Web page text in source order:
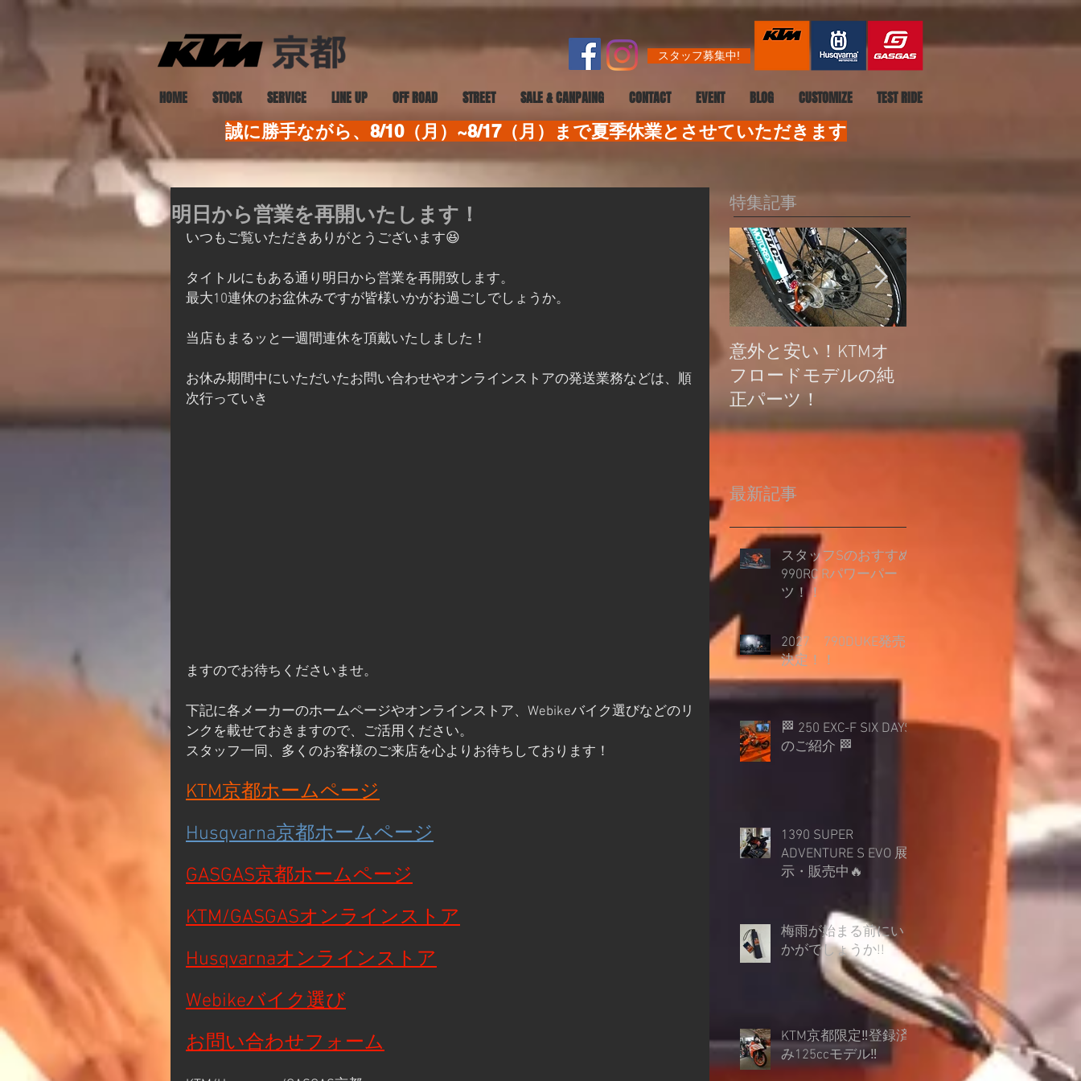
スタッフ募集中!
HOME STOCK SERVICE LINE UP OFF ROAD STREET SALE & CANPAING CONTACT EVENT BLOG CUSTOMIZE TEST RIDE
誠に勝手ながら、8/10（月）~8/17（月）まで夏季休業とさせていただきます
明日から営業を再開いたします！
いつもご覧いただきありがとうございます😆
タイトルにもある通り明日から営業を再開致します。
最大10連休のお盆休みですが皆様いかがお過ごしでしょうか。
当店もまるッと一週間連休を頂戴いたしました！
お休み期間中にいただいたお問い合わせやオンラインストアの発送業務などは、順
次行っていき
ますのでお待ちくださいませ。
下記に各メーカーのホームページやオンラインストア、Webikeバイク選びなどのリ
ンクを載せておきますので、ご活用ください。
スタッフ一同、多くのお客様のご来店を心よりお待ちしております！
KTM京都ホームページ
Husqvarna京都ホームページ
GASGAS京都ホームページ
KTM/GASGASオンラインストア
Husqvarnaオンラインストア
Webikeバイク選び
お問い合わせフォーム
特集記事
意外と安い！KTMオ
フロードモデルの純
正パーツ！
公道走行不可モデル
最新記事
スタッフSのおすすめ
990RC Rパワーパー
ツ！！
2027 790DUKE発売
決定！！
🏁 250 EXC-F SIX DAYS
のご紹介 🏁
1390 SUPER
ADVENTURE S EVO 展
示・販売中🔥
梅雨が始まる前にい
かがでしょうか︎!!
KTM京都限定‼登録済
み125ccモデル‼